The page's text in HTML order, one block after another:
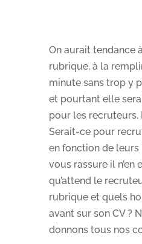
On aurait tendance
rubrique, à la
minute sans trop y
et pourtant elle
pour les recruteurs.
Serait-ce pour
en fonction de leurs
vous rassure il n’en
qu’attend le
rubrique et quels
avant sur son CV ?
donnons tous nos